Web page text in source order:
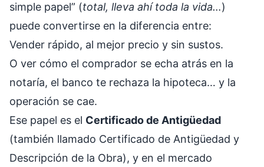
simple papel” (total, lleva ahí toda la vida…)
puede convertirse en la diferencia entre:
Vender rápido, al mejor precio y sin sustos.
O ver cómo el comprador se echa atrás en la
notaría, el banco te rechaza la hipoteca… y la
operación se cae.
Ese papel es el Certificado de Antigüedad
(también llamado Certificado de Antigüedad y
Descripción de la Obra), y en el mercado